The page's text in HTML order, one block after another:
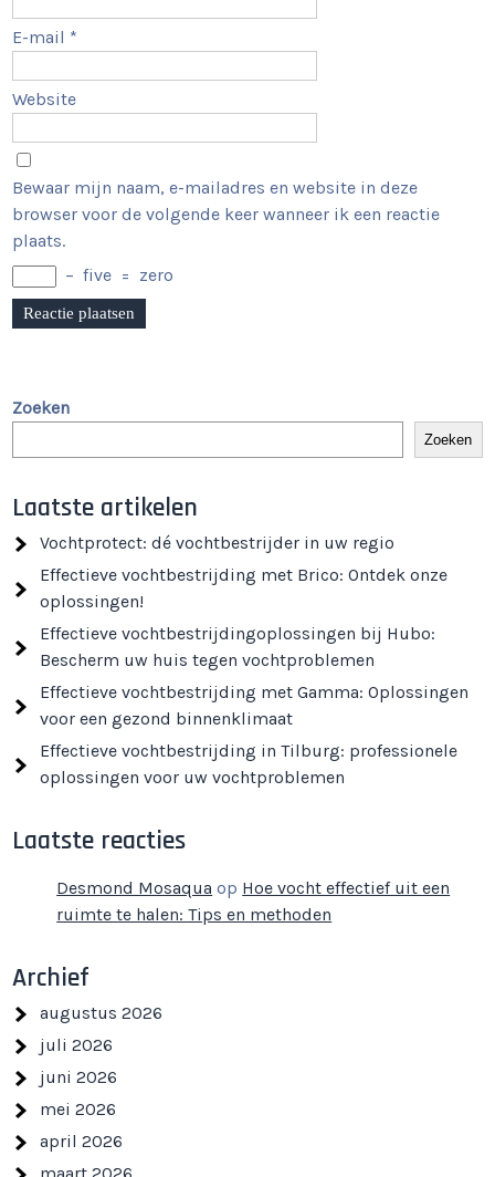
E-mail *
Website
Bewaar mijn naam, e-mailadres en website in deze
browser voor de volgende keer wanneer ik een reactie
plaats.
− five = zero
Zoeken
Zoeken
Laatste artikelen
Vochtprotect: dé vochtbestrijder in uw regio
Effectieve vochtbestrijding met Brico: Ontdek onze
oplossingen!
Effectieve vochtbestrijdingoplossingen bij Hubo:
Bescherm uw huis tegen vochtproblemen
Effectieve vochtbestrijding met Gamma: Oplossingen
voor een gezond binnenklimaat
Effectieve vochtbestrijding in Tilburg: professionele
oplossingen voor uw vochtproblemen
Laatste reacties
Desmond Mosaqua op Hoe vocht effectief uit een
ruimte te halen: Tips en methoden
Archief
augustus 2026
juli 2026
juni 2026
mei 2026
april 2026